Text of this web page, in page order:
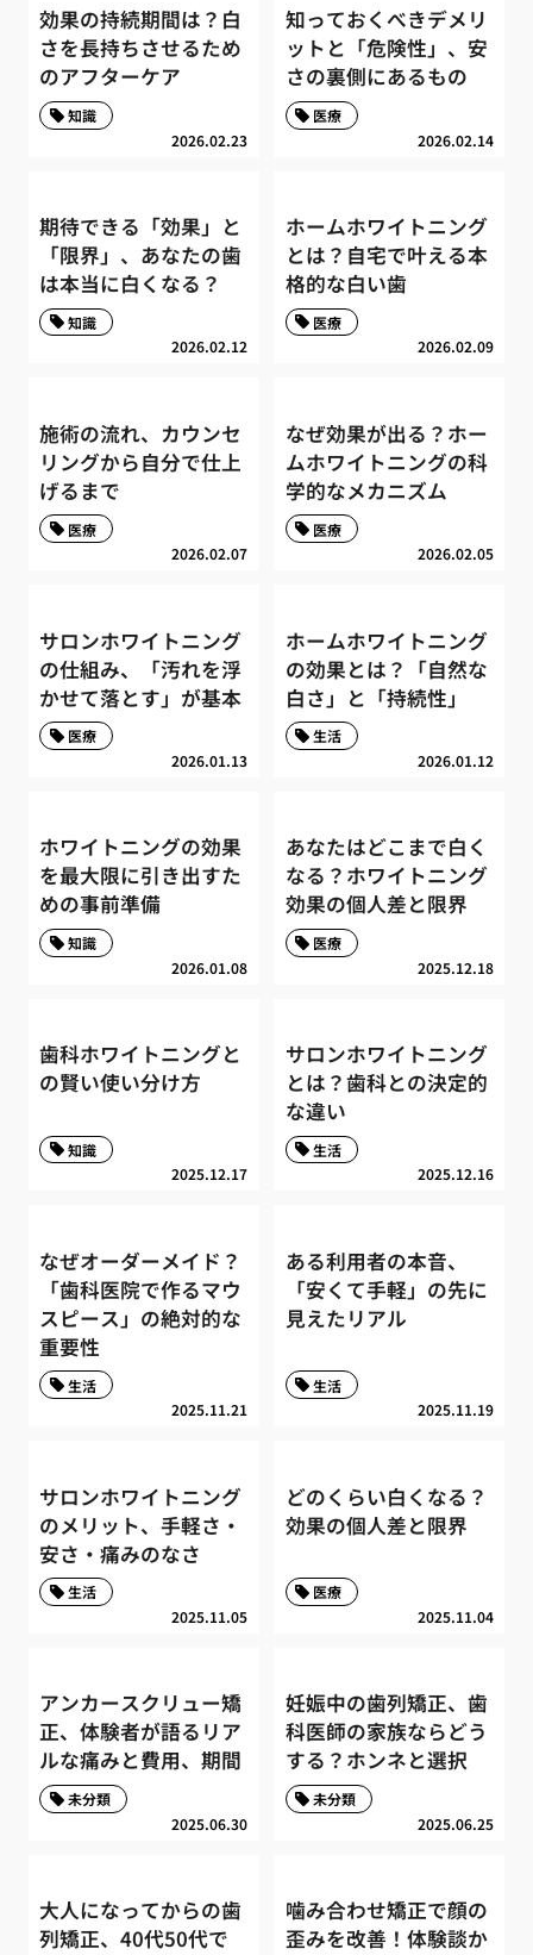
効果の持続期間は？白
さを長持ちさせるため
のアフターケア
2026.02.23
知識
知っておくべきデメリ
ットと「危険性」、安
さの裏側にあるもの
2026.02.14
医療
期待できる「効果」と
「限界」、あなたの歯
は本当に白くなる？
2026.02.12
知識
ホームホワイトニング
とは？自宅で叶える本
格的な白い歯
2026.02.09
医療
施術の流れ、カウンセ
リングから自分で仕上
げるまで
2026.02.07
医療
なぜ効果が出る？ホー
ムホワイトニングの科
学的なメカニズム
2026.02.05
医療
サロンホワイトニング
の仕組み、「汚れを浮
かせて落とす」が基本
2026.01.13
医療
ホームホワイトニング
の効果とは？「自然な
白さ」と「持続性」
2026.01.12
生活
ホワイトニングの効果
を最大限に引き出すた
めの事前準備
2026.01.08
知識
あなたはどこまで白く
なる？ホワイトニング
効果の個人差と限界
2025.12.18
医療
歯科ホワイトニングと
の賢い使い分け方
2025.12.17
知識
サロンホワイトニング
とは？歯科との決定的
な違い
2025.12.16
生活
なぜオーダーメイド？
「歯科医院で作るマウ
スピース」の絶対的な
重要性
2025.11.21
生活
ある利用者の本音、
「安くて手軽」の先に
見えたリアル
2025.11.19
生活
サロンホワイトニング
のメリット、手軽さ・
安さ・痛みのなさ
2025.11.05
生活
どのくらい白くなる？
効果の個人差と限界
2025.11.04
医療
アンカースクリュー矯
正、体験者が語るリア
ルな痛みと費用、期間
2025.06.30
未分類
妊娠中の歯列矯正、歯
科医師の家族ならどう
する？ホンネと選択
2025.06.25
未分類
大人になってからの歯
列矯正、40代50代で
噛み合わせ矯正で顔の
歪みを改善！体験談か